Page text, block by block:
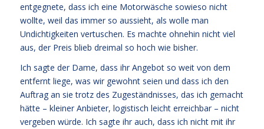
entgegnete, dass ich eine Motorwäsche sowieso nicht
wollte, weil das immer so aussieht, als wolle man
Undichtigkeiten vertuschen. Es machte ohnehin nicht viel
aus, der Preis blieb dreimal so hoch wie bisher.
Ich sagte der Dame, dass ihr Angebot so weit von dem
entfernt liege, was wir gewohnt seien und dass ich den
Auftrag an sie trotz des Zugeständnisses, das ich gemacht
hätte – kleiner Anbieter, logistisch leicht erreichbar – nicht
vergeben würde. Ich sagte ihr auch, dass ich nicht mit ihr